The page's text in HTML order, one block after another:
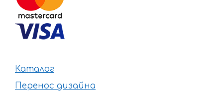
Каталог
Перенос дизайна